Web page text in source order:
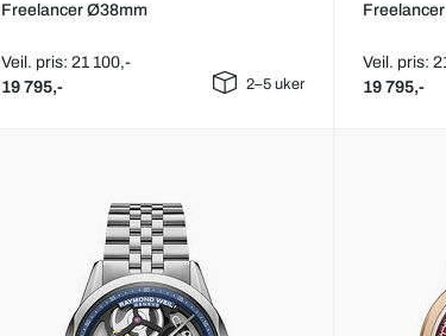
Freelancer Ø38mm
Veil. pris: 21 100,-
19 795,- 2–5 uker
Veil. pris:
19 795,-